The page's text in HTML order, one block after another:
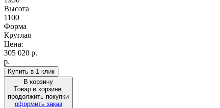
Высота
1100
Форма
Круглая
Цена:
305 020 р.
р.
Купить в 1 клик
В корзину
Товар в корзине.
продолжить покупки
оформить заказ